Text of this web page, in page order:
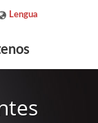
Lengua
ESPAÑOL